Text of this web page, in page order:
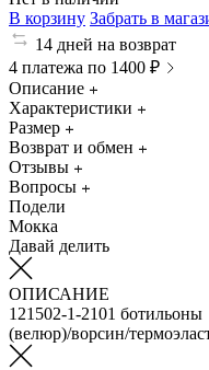
В корзину Забрать в
14 дней на возврат
4 платежа по 1400 ₽
Описание
Характеристики
Размер
Возврат и обмен
Отзывы
Вопросы
Подели
Мокка
Давай делить
ОПИСАНИЕ
121502-1-2101
(велюр)/ворсин/